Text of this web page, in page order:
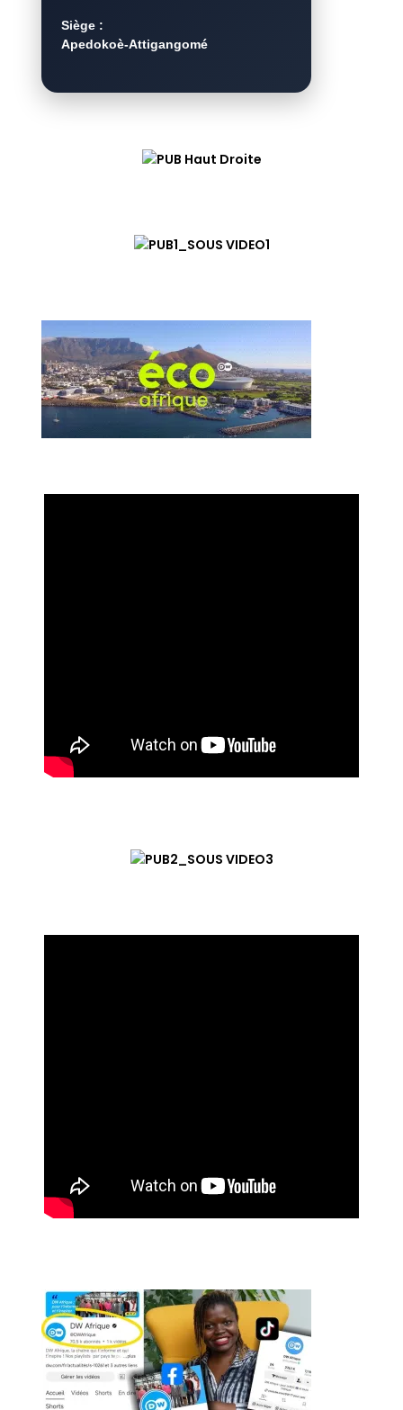
Siège :
Apedokoè-Attigangomé